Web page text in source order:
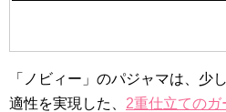
「ノビィー」のパジャマは、少
適性を実現した、 2重仕立てのガ